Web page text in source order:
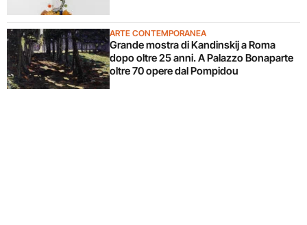
ARTE CONTEMPORANEA
Grande mostra di Kandinskij a Roma
dopo oltre 25 anni. A Palazzo Bonaparte
oltre 70 opere dal Pompidou